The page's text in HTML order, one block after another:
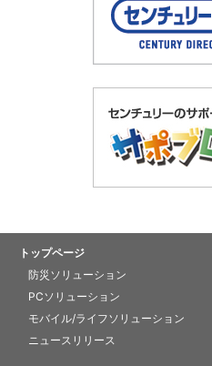
トップページ
防災ソリューション
PCソリューション
モバイル/ライフソリューション
ニュースリリース